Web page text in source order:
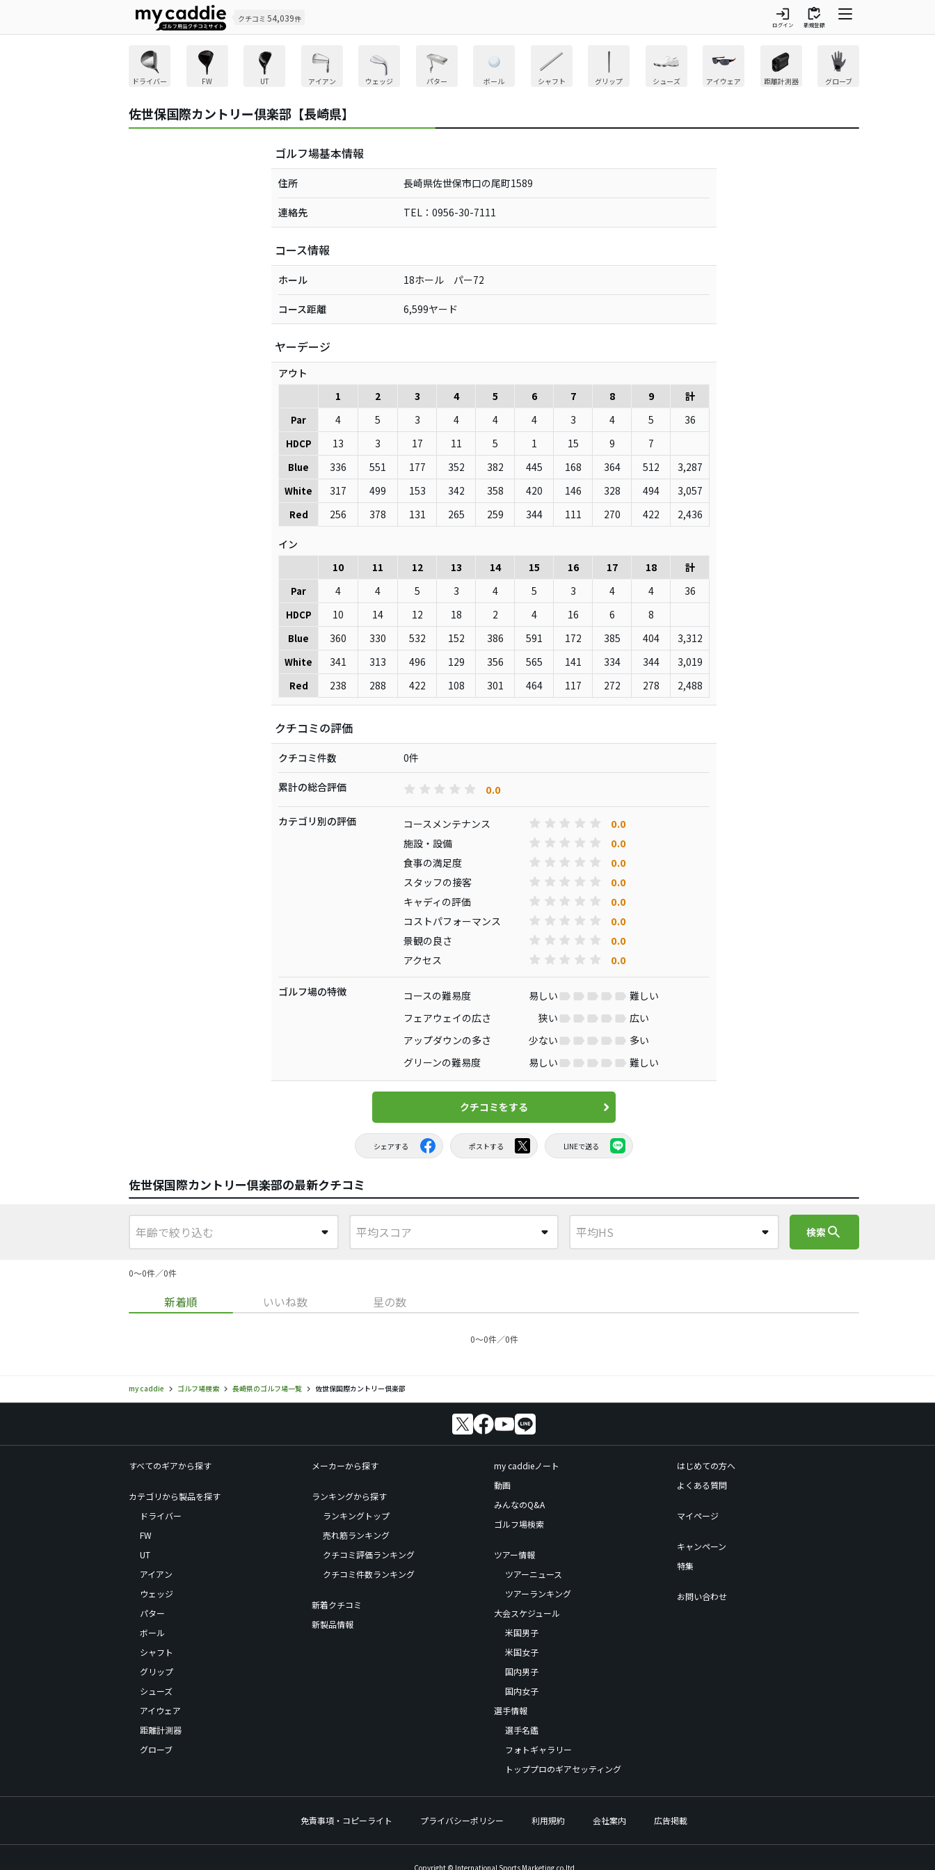
クチコミ 54,039件 login
ログイン
inventory
新規登録
ドライバー FW UT アイアン ウェッジ パター ボール シャフト グリップ シューズ アイウェア 距離計測器 グローブ
佐世保国際カントリー倶楽部【長崎県】
ゴルフ場基本情報
住所 長崎県佐世保市口の尾町1589
連絡先 TEL：0956-30-7111
コース情報
ホール 18ホール パー72
コース距離 6,599ヤード
ヤーデージ
アウト
1
2 3 4 5 6 7 8 9 計
Par 4 5 3 4 4 4 3 4 5 36
HDCP 13 3 17 11 5 1 15 9 7
Blue 336 551 177 352 382 445 168 364 512 3,287
White 317 499 153 342 358 420 146 328 494 3,057
Red 256 378 131 265 259 344 111 270 422 2,436
イン
10
11 12 13 14 15 16 17 18 計
Par 4 4 5 3 4 5 3 4 4 36
HDCP 10 14 12 18 2 4 16 6 8
Blue 360 330 532 152 386 591 172 385 404 3,312
White 341 313 496 129 356 565 141 334 344 3,019
Red 238 288 422 108 301 464 117 272 278 2,488
クチコミの評価
クチコミ件数 0件
累計の総合評価 0.0
カテゴリ別の評価 コースメンテナンス 0.0
施設・設備 0.0
食事の満足度 0.0
スタッフの接客 0.0
キャディの評価 0.0
コストパフォーマンス 0.0
景観の良さ 0.0
アクセス 0.0
ゴルフ場の特徴 コースの難易度 易しい
難しい
フェアウェイの広さ
狭い
広い
アップダウンの多さ
少ない
多い
グリーンの難易度
易しい 難しい
クチコミをする
シェアする ポストする LINEで送る
佐世保国際カントリー倶楽部の最新クチコミ
検索search
0〜0件／0件
新着順 いいね数 星の数
0〜0件／0件
my caddie ゴルフ場検索 長崎県のゴルフ場一覧 佐世保国際カントリー倶楽部
すべてのギアから探す
カテゴリから製品を探す
ドライバー
FW
UT
アイアン
ウェッジ
パター
ボール
シャフト
グリップ
シューズ
アイウェア
距離計測器
グローブ
メーカーから探す
ランキングから探す
ランキングトップ
売れ筋ランキング
クチコミ評価ランキング
クチコミ件数ランキング
新着クチコミ
新製品情報
my caddieノート
動画
みんなのQ&A
ゴルフ場検索
ツアー情報
ツアーニュース
ツアーランキング
大会スケジュール
米国男子
米国女子
国内男子
国内女子
選手情報
選手名鑑
フォトギャラリー
トッププロのギアセッティング
はじめての方へ
よくある質問
マイページ
キャンペーン
特集
お問い合わせ
免責事項・コピーライト プライバシーポリシー 利用規約 会社案内 広告掲載
Copyright © International Sports Marketing,co.ltd